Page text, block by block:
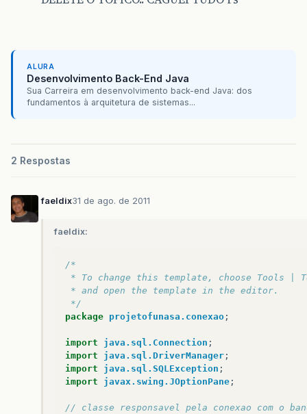
ALURA
Desenvolvimento Back-End Java
Sua Carreira em desenvolvimento back-end Java: dos
fundamentos à arquitetura de sistemas...
2 Respostas
faeldix31 de ago. de 2011
faeldix:
/*
* To change this template, choose Tools |
* and open the template in the editor.
*/
package projetofunasa.conexao ;
import java.sql.Connection ;
import
java.sql.DriverManager ;
import
java.sql.SQLException ;
import
javax.swing.JOptionPane ;
// classe responsavel pela conexao com o